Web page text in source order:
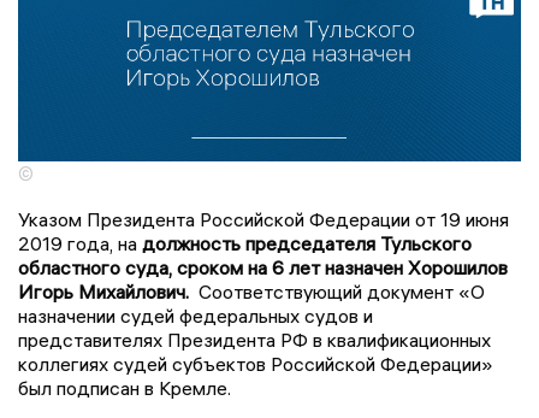
©
Указом Президента Российской Федерации от 19 июня
2019 года, на должность председателя Тульского
областного суда, сроком на 6 лет назначен Хорошилов
Игорь Михайлович. Соответствующий документ «О
назначении судей федеральных судов и
представителях Президента РФ в квалификационных
коллегиях судей субъектов Российской Федерации»
был подписан в Кремле.